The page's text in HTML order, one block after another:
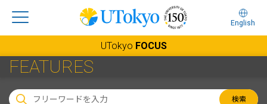
English
UTokyo FOCUS
FEATURES
検索